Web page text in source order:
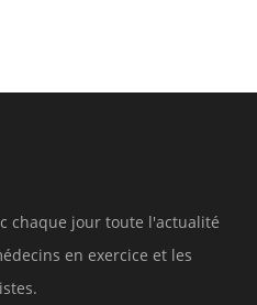
chaque jour toute l'actualité
en exercice et les